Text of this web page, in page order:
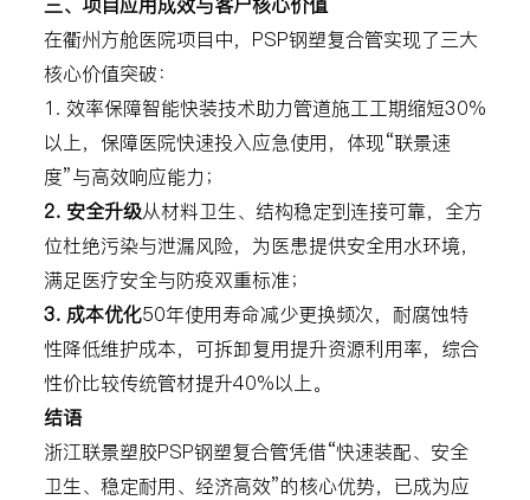
在衢州方舱医院项目中，PSP钢塑复合管实现了三大
核心价值突破：
1. 效率保障智能快装技术助力管道施工工期缩短30%
以上，保障医院快速投入应急使用，体现“联景速
度”与高效响应能力；
2. 安全升级从材料卫生、结构稳定到连接可靠，全方
位杜绝污染与泄漏风险，为医患提供安全用水环境，
满足医疗安全与防疫双重标准；
3. 成本优化50年使用寿命减少更换频次，耐腐蚀特
性降低维护成本，可拆卸复用提升资源利用率，综合
性价比较传统管材提升40%以上。
结语
浙江联景塑胶PSP钢塑复合管凭借“快速装配、安全
卫生、稳定耐用、经济高效”的核心优势，已成为应